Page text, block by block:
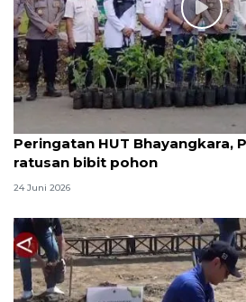
Peringatan HUT Bhayangkara,
ratusan bibit pohon
24 Juni 2026